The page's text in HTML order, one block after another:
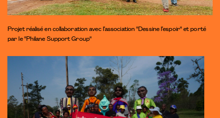
Projet réalisé en collaboration avec l’association"Dessine l’espoir"et porté
par le "Philane Support Group"